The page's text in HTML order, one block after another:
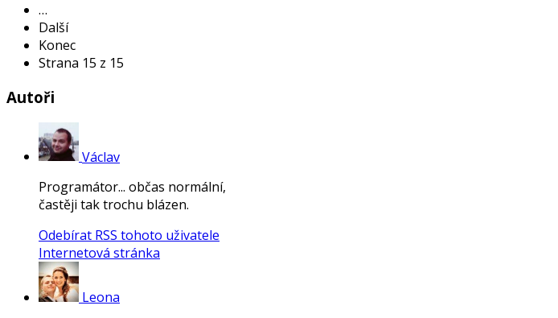
…
Další
Konec
Strana 15 z 15
Autoři
Václav
Programátor... občas normální,
častěji tak trochu blázen.
Odebírat RSS tohoto uživatele
Internetová stránka
Leona